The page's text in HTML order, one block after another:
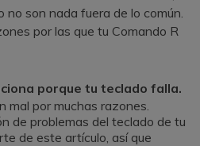
no son nada fuera de lo común.
por las que tu Comando R
porque tu teclado falla.
mal por muchas razones.
de problemas del teclado de tu
de este artículo, así que